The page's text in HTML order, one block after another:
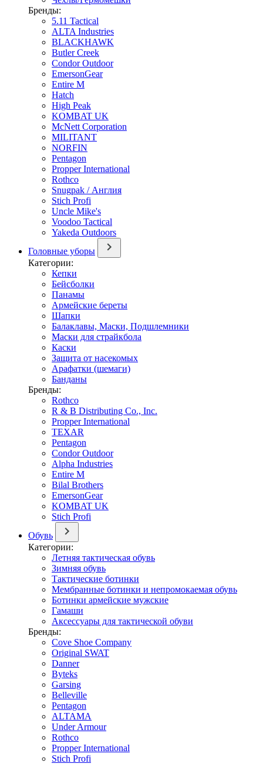
Бренды:
5.11 Tactical
ALTA Industries
BLACKHAWK
Butler Creek
Condor Outdoor
EmersonGear
Entire M
Hatch
High Peak
KOMBAT UK
McNett Corporation
MILITANT
NORFIN
Pentagon
Propper International
Rothco
Snugpak / Англия
Stich Profi
Uncle Mike's
Voodoo Tactical
Yakeda Outdoors
Головные уборы
Категории:
Кепки
Бейсболки
Панамы
Армейские береты
Шапки
Балаклавы, Маски, Подшлемники
Маски для страйкбола
Каски
Защита от насекомых
Арафатки (шемаги)
Банданы
Бренды:
Rothco
R & B Distributing Co., Inc.
Propper International
TEXAR
Pentagon
Condor Outdoor
Alpha Industries
Entire M
Bilal Brothers
EmersonGear
KOMBAT UK
Stich Profi
Обувь
Категории:
Летняя тактическая обувь
Зимняя обувь
Тактические ботинки
Мембранные ботинки и непромокаемая обувь
Ботинки армейские мужские
Гамаши
Аксессуары для тактической обуви
Бренды:
Cove Shoe Company
Original SWAT
Danner
Byteks
Garsing
Belleville
Pentagon
ALTAMA
Under Armour
Rothco
Propper International
Stich Profi